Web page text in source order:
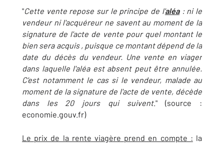
"Cette vente repose sur le principe de l'aléa: ni le
vendeur ni l'acquéreur ne savent au moment de la
signature de l'acte de vente pour quel montant le
bien sera acquis , puisque ce montant dépend de la
date du décès du vendeur. Une vente en viager
dans laquelle l'aléa est absent peut être annulée.
C'est notamment le cas si le vendeur, malade au
moment de la signature de l'acte de vente, décède
dans les 20 jours qui suivent." (source :
economie.gouv.fr)
Le prix de la rente viagère prend en compte : la